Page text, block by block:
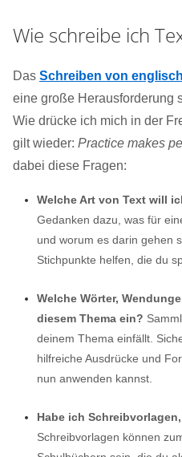
Wie schreibe ich
Das Schreiben von
eine große Herausforderung
Wie drücke ich mich in der
gilt wieder: Practice makes
dabei diese Fragen:
Welche Art von Text will
Gedanken dazu, was für
und worum es darin gehen
Stichpunkte helfen, die du
Welche Wörter,
diesem Thema ein?
deinem Thema einfällt.
hilfreiche Ausdrücke und
nun anwenden kannst.
Habe ich
Schreibvorlagen können